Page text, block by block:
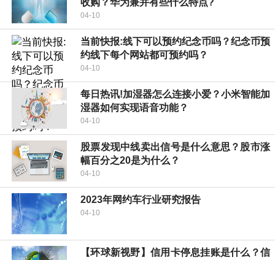
收购？华为兼并有些什么特点?
04-10
当前快报:线下可以预约纪念币吗？纪念币预
约线下每个网站都可预约吗？
04-10
每日热讯!加湿器怎么连接小爱？小米智能加
湿器如何实现语音功能？
04-10
股票发现中线卖出信号是什么意思？股市涨
幅百分之20是为什么？
04-10
2023年网约车行业研究报告
04-10
【环球新视野】信用卡停息挂账是什么？信